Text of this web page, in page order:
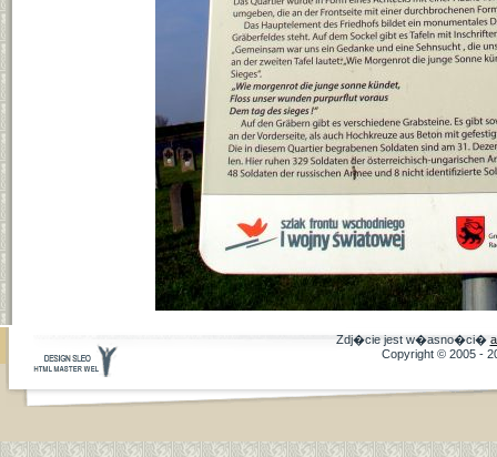
Zdj�cie jest w�asno�ci�
Copyright © 2005 -